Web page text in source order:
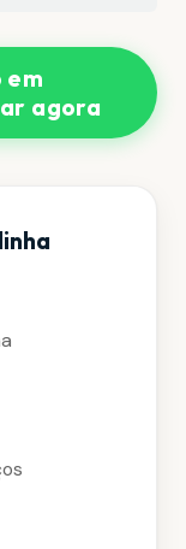
em
agora